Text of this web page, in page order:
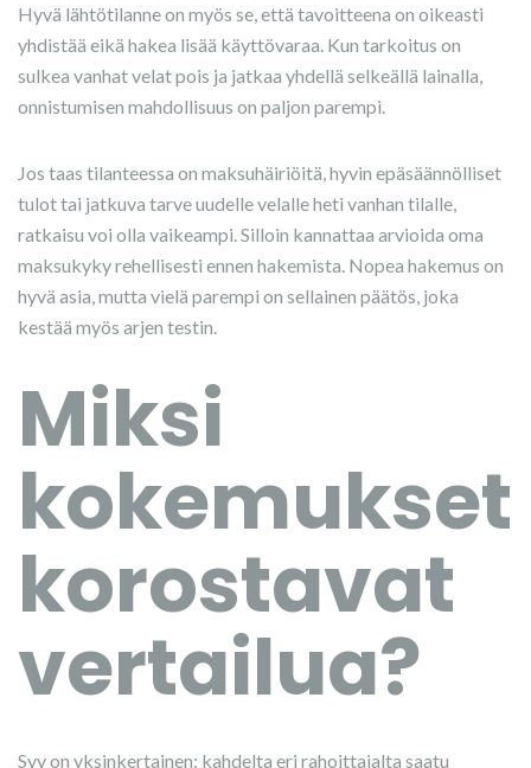
Hyvä lähtötilanne on myös se, että tavoitteena on oikeasti
yhdistää eikä hakea lisää käyttövaraa. Kun tarkoitus on
sulkea vanhat velat pois ja jatkaa yhdellä selkeällä lainalla,
onnistumisen mahdollisuus on paljon parempi.
Jos taas tilanteessa on maksuhäiriöitä, hyvin epäsäännölliset
tulot tai jatkuva tarve uudelle velalle heti vanhan tilalle,
ratkaisu voi olla vaikeampi. Silloin kannattaa arvioida oma
maksukyky rehellisesti ennen hakemista. Nopea hakemus on
hyvä asia, mutta vielä parempi on sellainen päätös, joka
kestää myös arjen testin.
Miksi
kokemukset
korostavat
vertailua?
Syy on yksinkertainen: kahdelta eri rahoittajalta saatu